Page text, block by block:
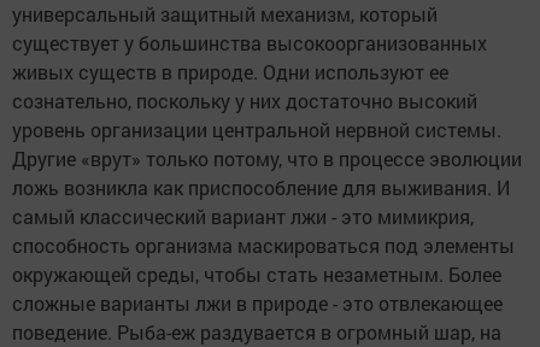
универсальный защитный механизм, который
существует у большинства высокоорганизованных
живых существ в природе. Одни используют ее
сознательно, поскольку у них достаточно высокий
уровень организации центральной нервной системы.
Другие «врут» только потому, что в процессе эволюции
ложь возникла как приспособление для выживания. И
самый классический вариант лжи - это мимикрия,
способность организма маскироваться под элементы
окружающей среды, чтобы стать незаметным. Более
сложные варианты лжи в природе - это отвлекающее
поведение. Рыба-еж раздувается в огромный шар, на